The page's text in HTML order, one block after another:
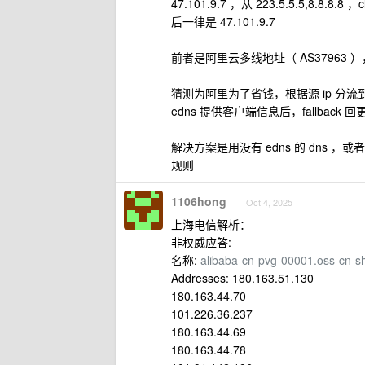
47.101.9.7 ，从 223.5.5.5,8.8.8.8 ，
后一律是 47.101.9.7
前者是阿里云多线地址（ AS37963
猜测为阿里为了省钱，根据源 ip 分流
edns 提供客户端信息后，fallback 回
解决方案是用没有 edns 的 dns ，或
规则
1106hong Oct 4, 2025
上海电信解析：
非权威应答:
名称: alibaba-cn-pvg-00001.oss-cn-
Addresses: 180.163.51.130
180.163.44.70
101.226.36.237
180.163.44.69
180.163.44.78